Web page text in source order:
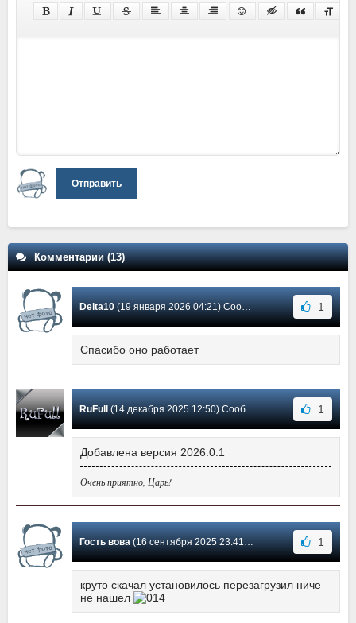
Отправить
Комментарии (13)
Delta10(19 января 2026 04:21) Сообщение #11 1
Спасибо оно работает
RuFull(14 декабря 2025 12:50) Сообщение #10 1
Добавлена версия 2026.0.1
Очень приятно, Царь!
Гость вова(16 сентября 2025 23:41) Сообщение #9 1
круто скачал установилось перезагрузил ниче
не нашел